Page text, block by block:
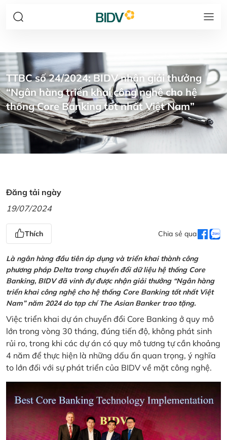
TTBC số 24/2024: BIDV nhận giải thưởng
“Ngân hàng triển khai công nghệ cho hệ
thống Core Banking tốt nhất Việt Nam”
Đăng tải ngày
19/07/2024
Thích Chia sẻ qua
Là ngân hàng đầu tiên áp dụng và triển khai thành công
phương pháp Delta trong chuyển đổi dữ liệu hệ thống Core
Banking, BIDV đã vinh đự được nhận giải thưởng “Ngân hàng
triển khai công nghệ cho hệ thống Core Banking tốt nhất Việt
Nam” năm 2024 do tạp chí The Asian Banker trao tặng.
Việc triển khai dự án chuyển đổi Core Banking ở quy mô
lớn trong vòng 30 tháng, đúng tiến độ, không phát sinh
rủi ro, trong khi các dự án có quy mô tương tự cần khoảng
4 năm để thực hiện là những dấu ấn quan trọng, ý nghĩa
to lớn đối với sự phát triển của BIDV về mặt công nghệ.